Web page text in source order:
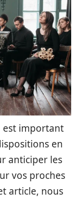
est important
en
anticiper les
vos proches
article, nous